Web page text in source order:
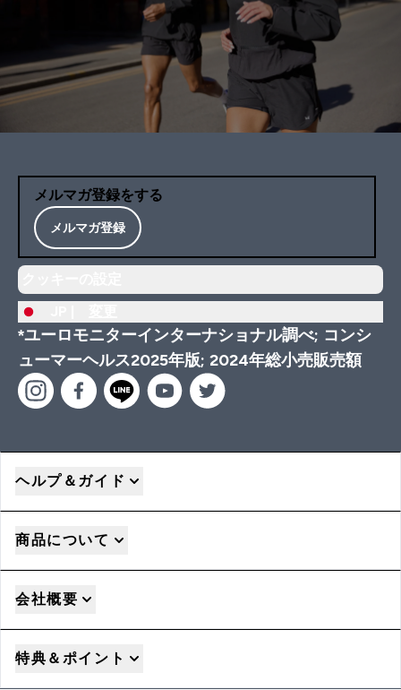
メルマガ登録をする
メルマガ登録
*ユーロモニターインターナショナル調べ; コンシ
ューマーヘルス2025年版; 2024年総小売販売額
ヘルプ＆ガイド
商品について
会社概要
特典＆ポイント